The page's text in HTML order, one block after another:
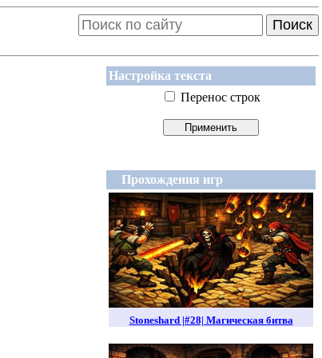
Поиск
Настройка текста
Перенос строк
Прохождения игр
Stoneshard |#28| Магическая битва